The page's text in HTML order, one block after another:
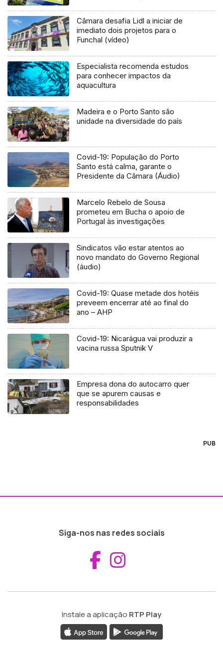
Câmara desafia Lidl a iniciar de
imediato dois projetos para o
Funchal (vídeo)
Especialista recomenda estudos
para conhecer impactos da
aquacultura
Madeira e o Porto Santo são
unidade na diversidade do país
Covid-19: População do Porto
Santo está calma, garante o
Presidente da Câmara (Áudio)
Marcelo Rebelo de Sousa
prometeu em Bucha o apoio de
Portugal às investigações
Sindicatos vão estar atentos ao
novo mandato do Governo Regional
(áudio)
Covid-19: Quase metade dos hotéis
preveem encerrar até ao final do
ano – AHP
Covid-19: Nicarágua vai produzir a
vacina russa Sputnik V
Empresa dona do autocarro quer
que se apurem causas e
responsabilidades
PUB
Siga-nos nas redes sociais
Aceder ao
Instale a aplicação RTP Play